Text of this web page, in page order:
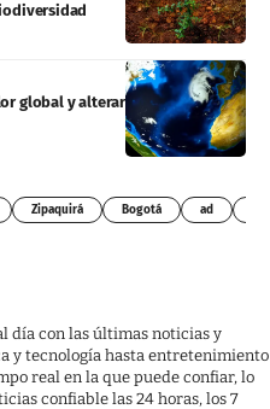
global y alterar el clima extremo
Zipaquirá Bogotá ad
día con las últimas noticias y
y tecnología hasta entretenimiento
real en la que puede confiar, lo
confiable las 24 horas, los 7